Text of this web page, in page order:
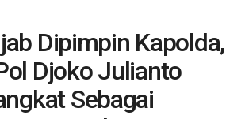
Dipimpin Kapolda,
Djoko Julianto
Sebagai